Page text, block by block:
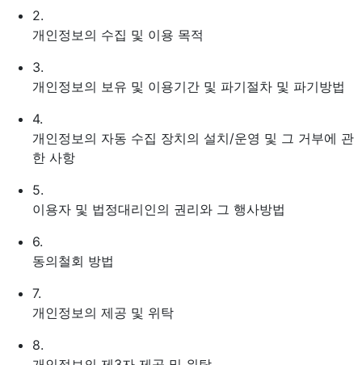
2.
개인정보의 수집 및 이용 목적
3.
개인정보의 보유 및 이용기간 및 파기절차 및 파기방법
4.
개인정보의 자동 수집 장치의 설치/운영 및 그 거부에 관
한 사항
5.
이용자 및 법정대리인의 권리와 그 행사방법
6.
동의철회 방법
7.
개인정보의 제공 및 위탁
8.